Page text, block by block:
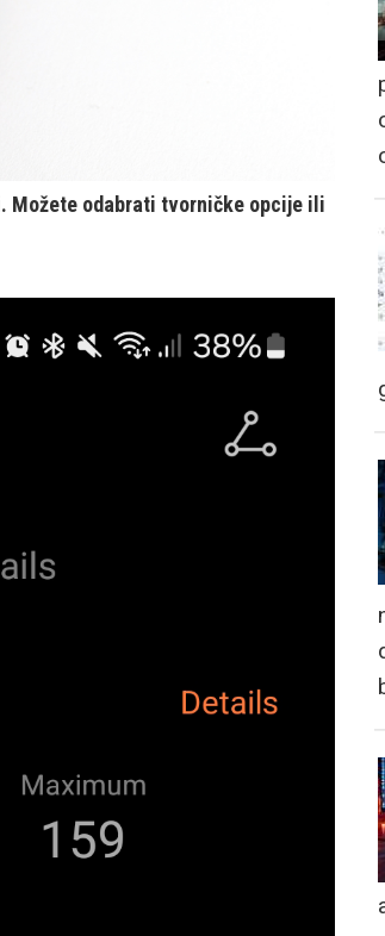
Možete odabrati tvorničke opcije ili